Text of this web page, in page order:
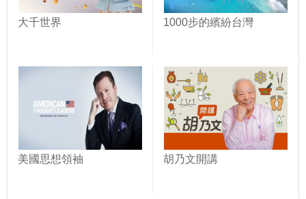
大千世界 1000步的繽紛台灣
美國思想領袖 胡乃文開講